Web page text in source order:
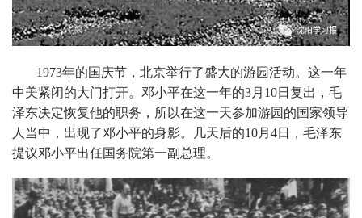
1973年的国庆节，北京举行了盛大的游园活动。这一年
中美紧闭的大门打开。邓小平在这一年的3月10日复出，毛
泽东决定恢复他的职务，所以在这一天参加游园的国家领导
人当中，出现了邓小平的身影。几天后的10月4日，毛泽东
提议邓小平出任国务院第一副总理。